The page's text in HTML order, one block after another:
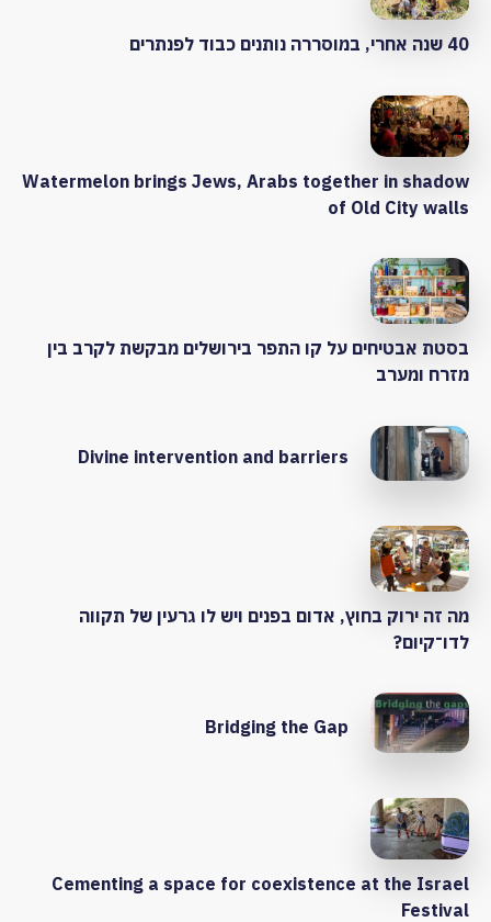
40 שנה אחרי, במוסררה נותנים כבוד לפנתרים
Watermelon brings Jews, Arabs together in shadow
of Old City walls
בסטת אבטיחים על קו התפר בירושלים מבקשת לקרב בין
מזרח ומערב
Divine intervention and barriers
מה זה ירוק בחוץ, אדום בפנים ויש לו גרעין של תקווה
לדו־קיום?
Bridging the Gap
Cementing a space for coexistence at the Israel
Festival